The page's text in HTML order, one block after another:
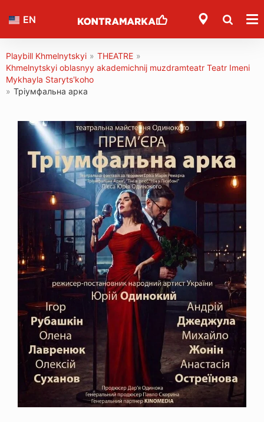
EN
Playbill Khmelnytskyi » THEATRE »
Khmelnytskyi oblasnyy akademіchnij muzdramteatr Teatr Imeni
Mykhayla Starytsʹkoho
» Тріумфальна арка